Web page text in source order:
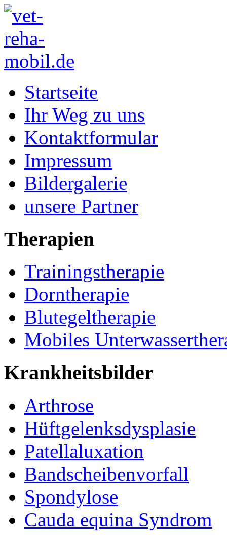
Startseite
Ihr Weg zu uns
Kontaktformular
Impressum
Bildergalerie
unsere Partner
Therapien
Trainingstherapie
Dorntherapie
Blutegeltherapie
Mobiles
Krankheitsbilder
Arthrose
Hüftgelenksdysplasie
Patellaluxation
Bandscheibenvorfall
Spondylose
Cauda equina Syndrom